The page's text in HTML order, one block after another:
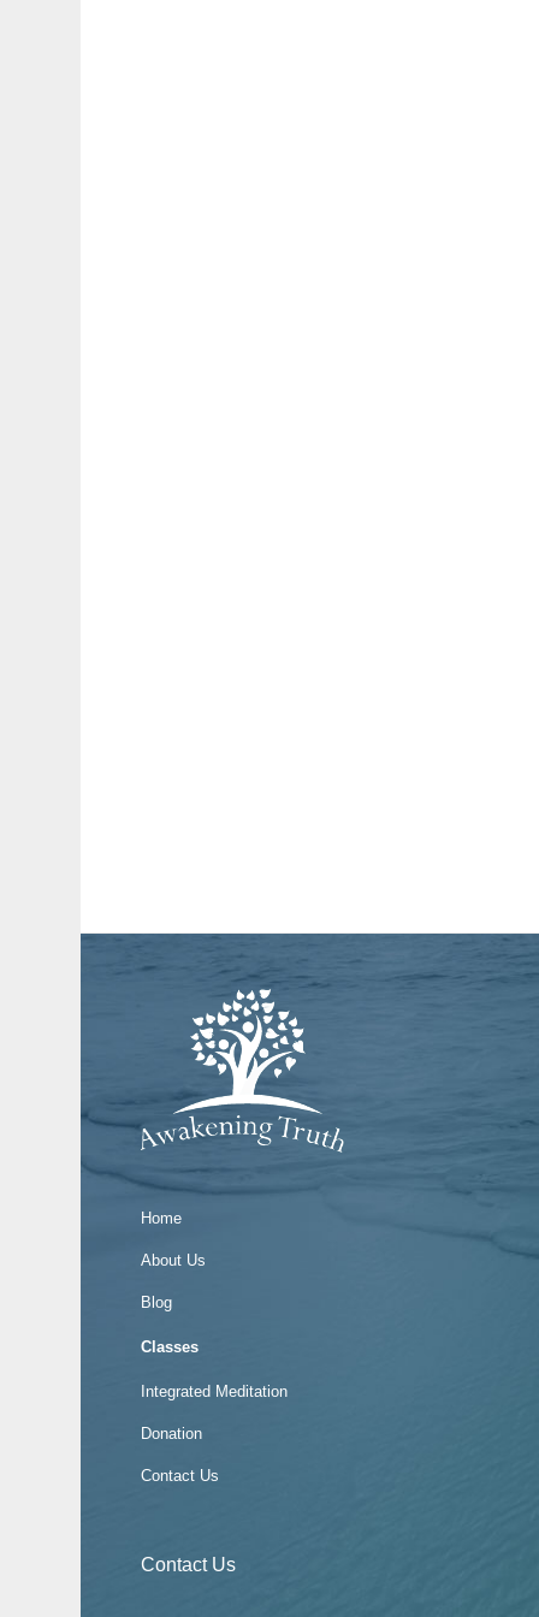
Home
About Us
Blog
Classes
Integrated Meditation
Donation
Contact Us
Contact Us